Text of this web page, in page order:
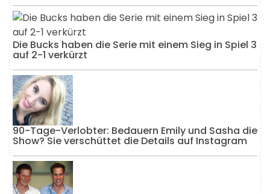
Die Bucks haben die Serie mit einem Sieg in Spiel 3
auf 2-1 verkürzt
90-Tage-Verlobter: Bedauern Emily und Sasha die
Show? Sie verschüttet die Details auf Instagram